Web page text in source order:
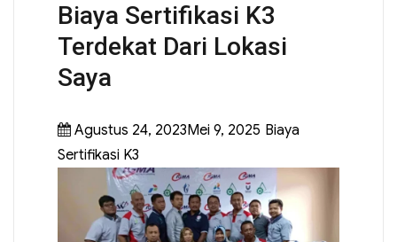
Biaya Sertifikasi K3
Terdekat Dari Lokasi
Saya
Agustus 24, 2023Mei 9, 2025 Biaya
Sertifikasi K3